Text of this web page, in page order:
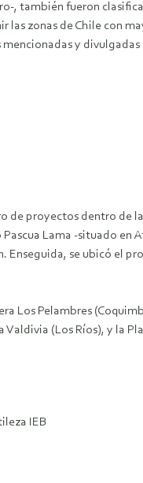
, también fueron
zonas de Chile con
y
proyectos dentro de
Lama -situado en
se ubicó el
Los Pelambres
(Los Ríos), y la
IEB